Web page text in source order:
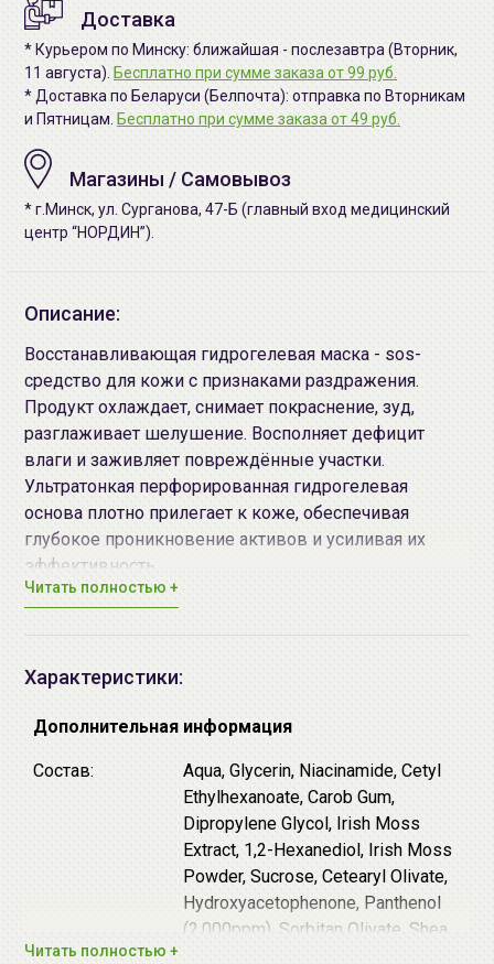
Доставка
* Курьером по Минску: ближайшая - послезавтра (Вторник,
11 августа). Бесплатно при сумме заказа от 99 руб.
* Доставка по Беларуси (Белпочта): отправка по Вторникам
и Пятницам. Бесплатно при сумме заказа от 49 руб.
Магазины / Самовывоз
* г.Минск, ул. Сурганова, 47-Б (главный вход медицинский
центр “НОРДИН”).
Описание:
Восстанавливающая гидрогелевая маска - sos-
средство для кожи с признаками раздражения.
Продукт охлаждает, снимает покраснение, зуд,
разглаживает шелушение. Восполняет дефицит
влаги и заживляет повреждённые участки.
Ультратонкая перфорированная гидрогелевая
основа плотно прилегает к коже, обеспечивая
глубокое проникновение активов и усиливая их
эффективность.
Основные действующие компоненты:
азиатикозид), заключенный в лецитиновые
повреждённых участков эпидермиса,
восстанавливает целостность рогового слоя и
липидного барьера.
ПДРН (Sodium DNA)- полинуклеотиды с низкой
молекулярной массой, извлекаемые из ДНК
молок лососёвых рыб. Они запускают процессы
восстановления эпидермиса и синтеза новых
коллагеновых и эластиновых волокон,
Читать полностью +
Характеристики:
Дополнительная информация
Состав:
Aqua, Glycerin, Niacinamide, Cetyl
Ethylhexanoate, Carob Gum,
Dipropylene Glycol, Irish Moss
Extract, 1,2-Hexanediol, Irish Moss
Powder, Sucrose, Cetearyl Olivate,
Hydroxyacetophenone, Panthenol
(2,000ppm), Sorbitan Olivate, Shea
Читать полностью +